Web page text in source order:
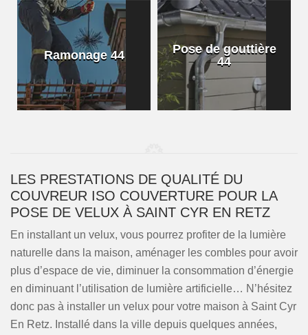
Ramonage 44
Pose de gouttière
44
LES PRESTATIONS DE QUALITÉ DU
COUVREUR ISO COUVERTURE POUR LA
POSE DE VELUX À SAINT CYR EN RETZ
En installant un velux, vous pourrez profiter de la lumière
naturelle dans la maison, aménager les combles pour avoir
plus d’espace de vie, diminuer la consommation d’énergie
en diminuant l’utilisation de lumière artificielle… N’hésitez
donc pas à installer un velux pour votre maison à Saint Cyr
En Retz. Installé dans la ville depuis quelques années,